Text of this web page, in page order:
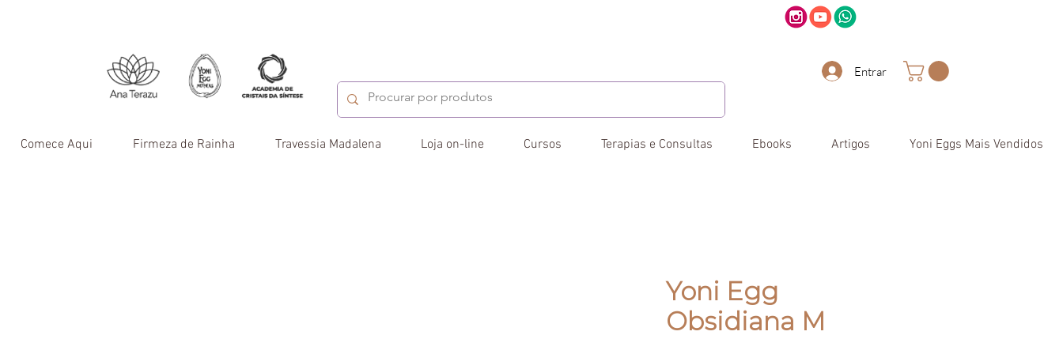
Entrar
Comece Aqui Firmeza de Rainha Travessia Madalena Loja on-line Cursos Terapias e Consultas Ebooks Artigos Yoni Eggs Mais Vendidos
Yoni Egg
Obsidiana M